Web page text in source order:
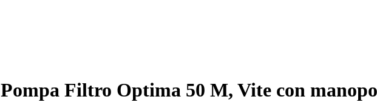
Pompa Filtro Optima 50 M, Vite con